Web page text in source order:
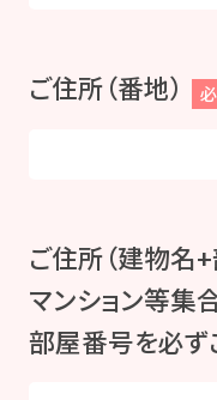
ご住所（番地）
ご住所（建物名
マンション等集
部屋番号を必ず